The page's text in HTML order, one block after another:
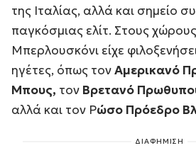
της Ιταλίας, αλλά και σημείο
παγκόσμιας ελίτ. Στους
Μπερλουσκόνι είχε
ηγέτες, όπως τονΑμερικανό
Μπους, τον Βρετανό
αλλά και τον Ρώσο Πρόεδρο
ΔΙΑΦΗΜΙΣΗ